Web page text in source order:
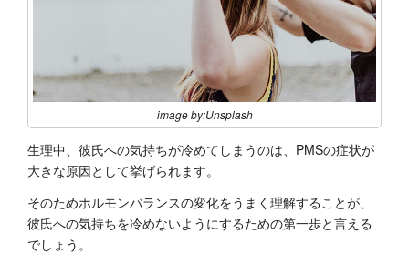
image by:Unsplash
生理中、彼氏への気持ちが冷めてしまうのは、PMSの症状が
大きな原因として挙げられます。
そのためホルモンバランスの変化をうまく理解することが、
彼氏への気持ちを冷めないようにするための第一歩と言える
でしょう。